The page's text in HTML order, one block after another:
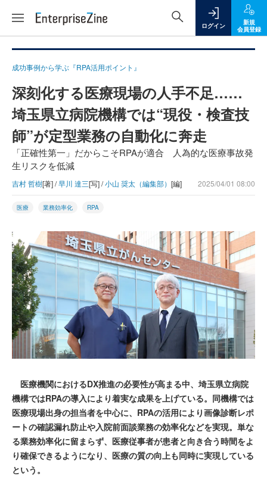
ログイン
新規
会員登録
成功事例から学ぶ『RPA活用ポイント』
深刻化する医療現場の人手不足……
埼玉県立病院機構では“現役・検査技
師”が定型業務の自動化に奔走
「正確性第一」だからこそRPAが適合 人為的な医療事故発
生リスクを低減
吉村 哲樹[著] /早川 達三[写] /小山 奨太（編集部） [編] 2025/04/01 08:00
医療 業務効率化 RPA
医療機関におけるDX推進の必要性が高まる中、埼玉県立病院
機構ではRPAの導入により着実な成果を上げている。同機構では
医療現場出身の担当者を中心に、RPAの活用により画像診断レポ
ートの確認漏れ防止や入院前面談業務の効率化などを実現。単な
る業務効率化に留まらず、医療従事者が患者と向き合う時間をよ
り確保できるようになり、医療の質の向上も同時に実現している
という。